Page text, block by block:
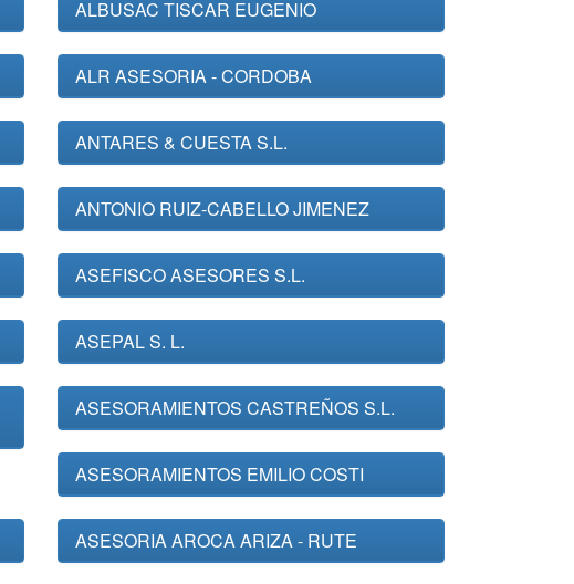
ALBUSAC TISCAR EUGENIO
ALR ASESORIA - CORDOBA
ANTARES & CUESTA S.L.
ANTONIO RUIZ-CABELLO JIMENEZ
ASEFISCO ASESORES S.L.
ASEPAL S. L.
ASESORAMIENTOS CASTREÑOS S.L.
ASESORAMIENTOS EMILIO COSTI
ASESORIA AROCA ARIZA - RUTE